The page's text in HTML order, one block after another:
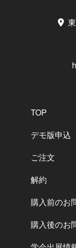
TOP
デモ版申込
ご注文
解約
購入前のお
購入後のお